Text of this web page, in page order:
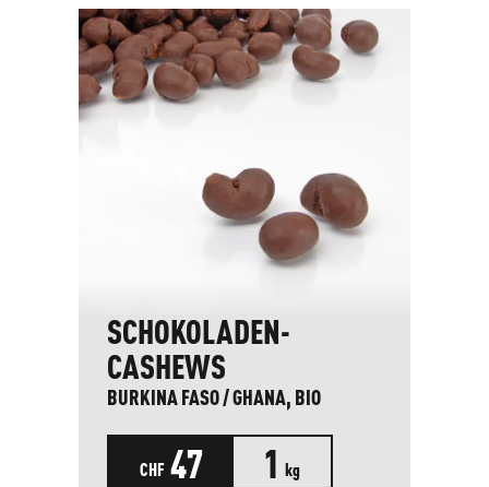
SCHOKOLADEN-
CASHEWS
BURKINA FASO / GHANA, BIO
CHF 47 1 kg